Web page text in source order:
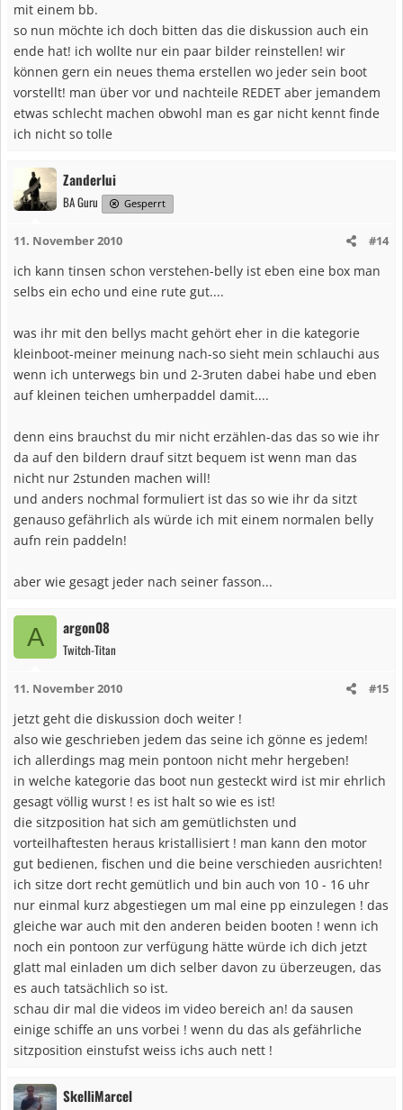
mit einem bb.
so nun möchte ich doch bitten das die diskussion auch ein
ende hat! ich wollte nur ein paar bilder reinstellen! wir
können gern ein neues thema erstellen wo jeder sein boot
vorstellt! man über vor und nachteile REDET aber jemandem
etwas schlecht machen obwohl man es gar nicht kennt finde
ich nicht so tolle
Zanderlui
BA Guru Gesperrt
11. November 2010 #14
ich kann tinsen schon verstehen-belly ist eben eine box man
selbs ein echo und eine rute gut....
was ihr mit den bellys macht gehört eher in die kategorie
kleinboot-meiner meinung nach-so sieht mein schlauchi aus
wenn ich unterwegs bin und 2-3ruten dabei habe und eben
auf kleinen teichen umherpaddel damit....
denn eins brauchst du mir nicht erzählen-das das so wie ihr
da auf den bildern drauf sitzt bequem ist wenn man das
nicht nur 2stunden machen will!
und anders nochmal formuliert ist das so wie ihr da sitzt
genauso gefährlich als würde ich mit einem normalen belly
aufn rein paddeln!
aber wie gesagt jeder nach seiner fasson...
A argon08
Twitch-Titan
11. November 2010 #15
jetzt geht die diskussion doch weiter !
also wie geschrieben jedem das seine ich gönne es jedem!
ich allerdings mag mein pontoon nicht mehr hergeben!
in welche kategorie das boot nun gesteckt wird ist mir ehrlich
gesagt völlig wurst ! es ist halt so wie es ist!
die sitzposition hat sich am gemütlichsten und
vorteilhaftesten heraus kristallisiert ! man kann den motor
gut bedienen, fischen und die beine verschieden ausrichten!
ich sitze dort recht gemütlich und bin auch von 10 - 16 uhr
nur einmal kurz abgestiegen um mal eine pp einzulegen ! das
gleiche war auch mit den anderen beiden booten ! wenn ich
noch ein pontoon zur verfügung hätte würde ich dich jetzt
glatt mal einladen um dich selber davon zu überzeugen, das
es auch tatsächlich so ist.
schau dir mal die videos im video bereich an! da sausen
einige schiffe an uns vorbei ! wenn du das als gefährliche
sitzposition einstufst weiss ichs auch nett !
SkelliMarcel